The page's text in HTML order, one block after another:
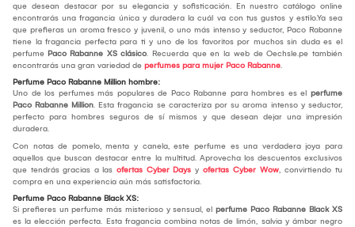
que desean destacar por su elegancia y sofisticación. En nuestro catálogo online
encontrarás una fragancia única y duradera la cuál va con tus gustos y estilo.Ya sea
que prefieras un aroma fresco y juvenil, o uno más intenso y seductor, Paco Rabanne
tiene la fragancia perfecta para ti y uno de los favoritos por muchos sin duda es el
perfume Paco Rabanne XS clásico. Recuerda que en la web de Oechsle.pe también
encontrarás una gran variedad de perfumes para mujer Paco Rabanne.
Perfume Paco Rabanne Million hombre:
Uno de los perfumes más populares de Paco Rabanne para hombres es el perfume
Paco Rabanne Million. Esta fragancia se caracteriza por su aroma intenso y seductor,
perfecto para hombres seguros de sí mismos y que desean dejar una impresión
duradera.
Con notas de pomelo, menta y canela, este perfume es una verdadera joya para
aquellos que buscan destacar entre la multitud. Aprovecha los descuentos exclusivos
que tendrás gracias a las ofertas Cyber Days y ofertas Cyber Wow, convirtiendo tu
compra en una experiencia aún más satisfactoria.
Perfume Paco Rabanne Black XS:
Si prefieres un perfume más misterioso y sensual, el perfume Paco Rabanne Black XS
es la elección perfecta. Esta fragancia combina notas de limón, salvia y ámbar negro